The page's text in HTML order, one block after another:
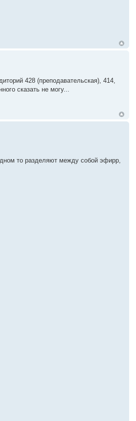
428 (преподавательская), 414,
сказать не могу...
то разделяют между собой эфирр,